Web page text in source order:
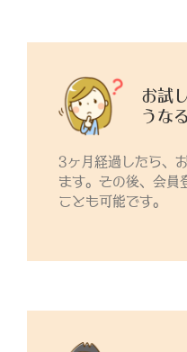
お試
うな
3ヶ月経過したら、
ます。その後、会員
ことも可能です。